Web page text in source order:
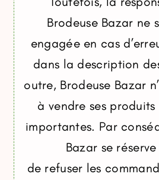
Brodeuse Bazar ne
engagée en cas
dans la description
outre, Brodeuse Bazar
à vendre ses
importantes. Par
Bazar se
de refuser les